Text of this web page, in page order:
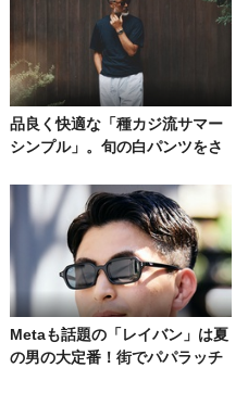
品良く快適な「種カジ流サマー
シンプル」。旬の白パンツをさ
Metaも話題の「レイバン」は夏
の男の大定番！街でパパラッチ